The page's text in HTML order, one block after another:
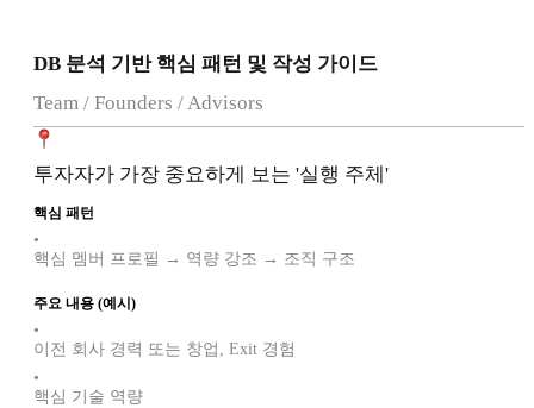
DB 분석 기반 핵심 패턴 및 작성 가이드
Team / Founders / Advisors
투자자가 가장 중요하게 보는 '실행 주체'
핵심 패턴
•
핵심 멤버 프로필 → 역량 강조 → 조직 구조
주요 내용 (예시)
•
이전 회사 경력 또는 창업, Exit 경험
•
핵심 기술 역량